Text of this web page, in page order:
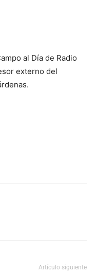
al Día de Radio
externo del
Artículo siguiente